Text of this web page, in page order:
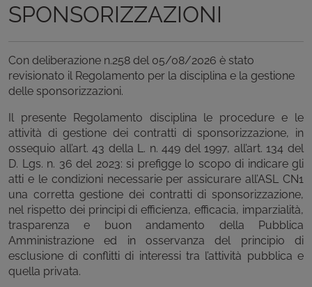
SPONSORIZZAZIONI
Con deliberazione n.258 del 05/08/2026 è stato
revisionato il Regolamento per la disciplina e la gestione
delle sponsorizzazioni.
Il presente Regolamento disciplina le procedure e le
attività di gestione dei contratti di sponsorizzazione, in
ossequio all’art. 43 della L. n. 449 del 1997, all’art. 134 del
D. Lgs. n. 36 del 2023: si prefigge lo scopo di indicare gli
atti e le condizioni necessarie per assicurare all’ASL CN1
una corretta gestione dei contratti di sponsorizzazione,
nel rispetto dei principi di efficienza, efficacia, imparzialità,
trasparenza e buon andamento della Pubblica
Amministrazione ed in osservanza del principio di
esclusione di conflitti di interessi tra l’attività pubblica e
quella privata.